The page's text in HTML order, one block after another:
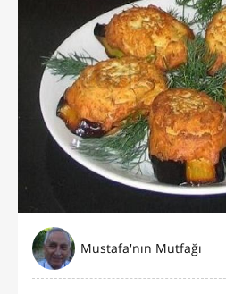
Mustafa'nın Mutfağı